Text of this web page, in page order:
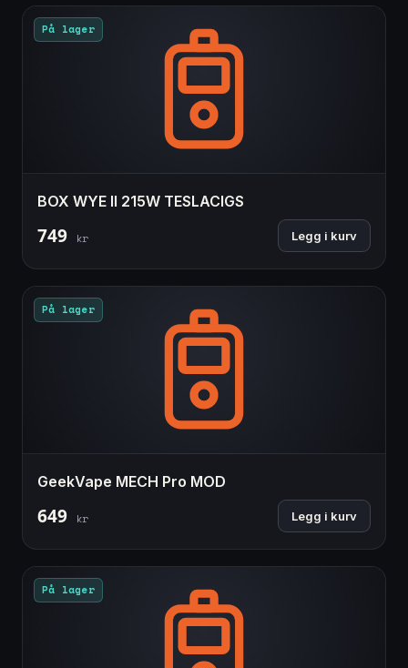
På lager
BOX WYE II 215W TESLACIGS
749 kr Legg i kurv
På lager
GeekVape MECH Pro MOD
649 kr Legg i kurv
På lager